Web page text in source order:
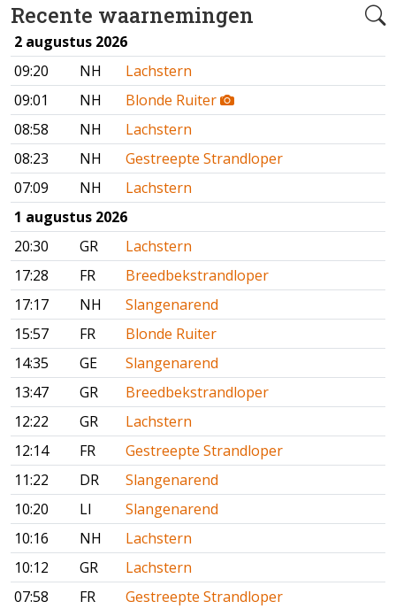
Recente waarnemingen
2 augustus 2026
09:20
NH
Lachstern
09:01
NH
Blonde Ruiter
08:58
NH
Lachstern
08:23
NH
Gestreepte Strandloper
07:09
NH
Lachstern
1 augustus 2026
20:30
GR
Lachstern
17:28
FR
Breedbekstrandloper
17:17
NH
Slangenarend
15:57
FR
Blonde Ruiter
14:35
GE
Slangenarend
13:47
GR
Breedbekstrandloper
12:22
GR
Lachstern
12:14
FR
Gestreepte Strandloper
11:22
DR
Slangenarend
10:20
LI
Slangenarend
10:16
NH
Lachstern
10:12
GR
Lachstern
07:58
FR
Gestreepte Strandloper